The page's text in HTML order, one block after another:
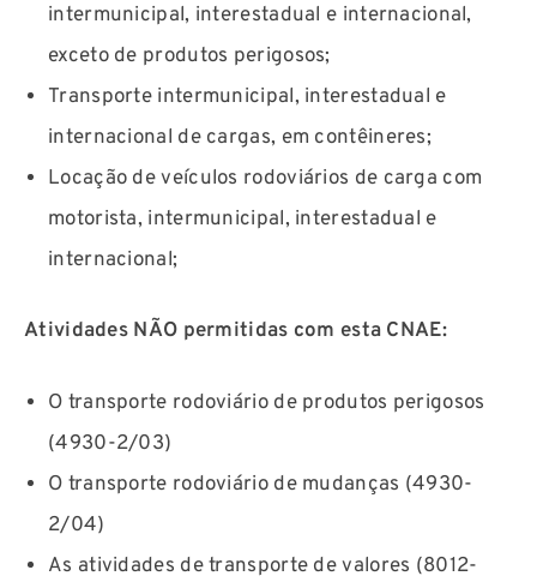
intermunicipal, interestadual e internacional,
exceto de produtos perigosos;
Transporte intermunicipal, interestadual e
internacional de cargas, em contêineres;
Locação de veículos rodoviários de carga com
motorista, intermunicipal, interestadual e
internacional;
Atividades NÃO permitidas com esta CNAE:
O transporte rodoviário de produtos perigosos
(4930-2/03)
O transporte rodoviário de mudanças (4930-
2/04)
As atividades de transporte de valores (8012-